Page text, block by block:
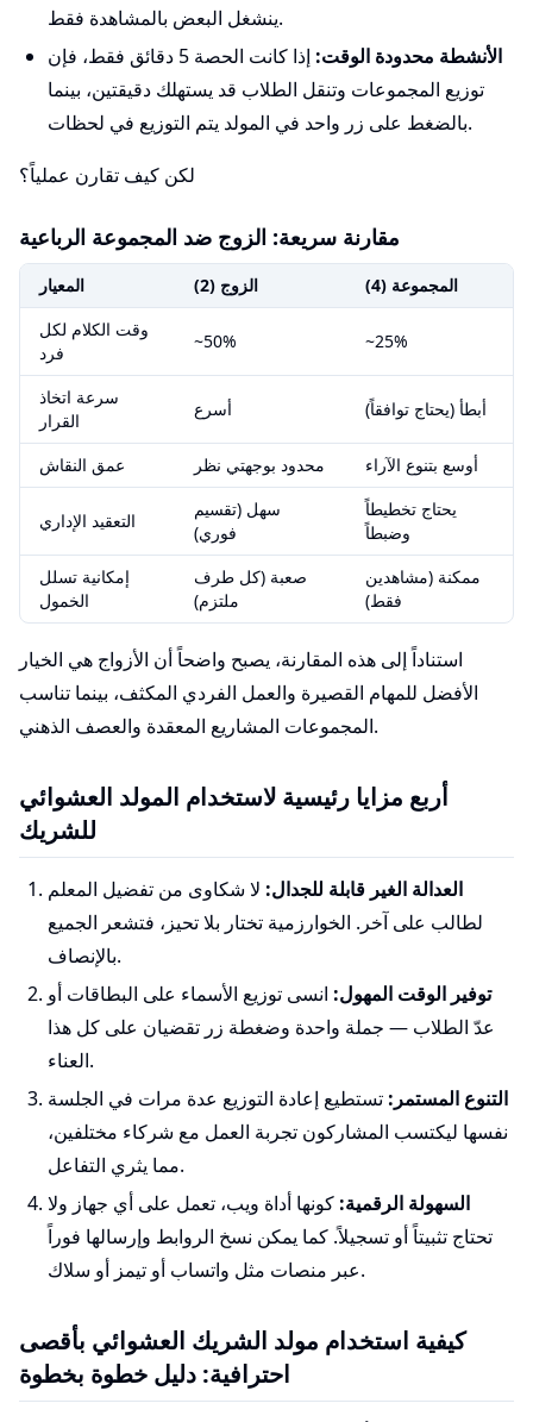
ينشغل البعض بالمشاهدة فقط.
الأنشطة محدودة الوقت:
إذا كانت الحصة 5 دقائق فقط، فإن
توزيع المجموعات وتنقل الطلاب قد يستهلك دقيقتين، بينما
بالضغط على زر واحد في المولد يتم التوزيع في لحظات.
لكن كيف تقارن عملياً؟
مقارنة سريعة: الزوج ضد المجموعة الرباعية
المعيار الزوج (2)
المجموعة (4)
وقت الكلام لكل
فرد
~50% ~25%
سرعة اتخاذ
القرار
أسرع أبطأ (يحتاج توافقاً)
عمق النقاش محدود بوجهتي نظر أوسع بتنوع الآراء
التعقيد الإداري
سهل (تقسيم
فوري)
يحتاج تخطيطاً
وضبطاً
إمكانية تسلل
الخمول
صعبة (كل طرف
ملتزم)
ممكنة (مشاهدين
فقط)
استناداً إلى هذه المقارنة، يصبح واضحاً أن الأزواج هي الخيار
الأفضل للمهام القصيرة والعمل الفردي المكثف، بينما تناسب
المجموعات المشاريع المعقدة والعصف الذهني.
أربع مزايا رئيسية لاستخدام المولد العشوائي
للشريك
العدالة الغير قابلة للجدال: لا شكاوى من تفضيل المعلم
لطالب على آخر. الخوارزمية تختار بلا تحيز، فتشعر الجميع
بالإنصاف.
توفير الوقت المهول: انسى توزيع الأسماء على البطاقات أو
عدّ الطلاب — جملة واحدة وضغطة زر تقضيان على كل هذا
العناء.
التنوع المستمر: تستطيع إعادة التوزيع عدة مرات في الجلسة
نفسها ليكتسب المشاركون تجربة العمل مع شركاء مختلفين،
مما يثري التفاعل.
السهولة الرقمية: كونها أداة ويب، تعمل على أي جهاز ولا
تحتاج تثبيتاً أو تسجيلاً. كما يمكن نسخ الروابط وإرسالها فوراً
عبر منصات مثل واتساب أو تيمز أو سلاك.
كيفية استخدام مولد الشريك العشوائي بأقصى
احترافية: دليل خطوة بخطوة